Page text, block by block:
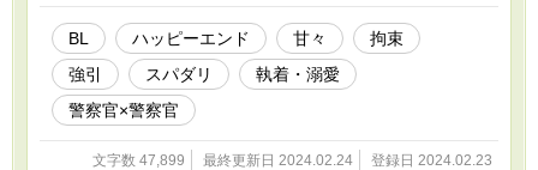
ーチに混乱しつつも訓練をこなしていく中で、一ノ瀬に「透の事が
まだ好きだ」と告白される。しかし、昔起こしたトラブルがトラウ
マでもう恋愛はしないと誓っていた和泉はその告白を断るが……。
BL ハッピーエンド 甘々
拘束
強引
スパダリ
執着・溺愛
警察官×警察官
文字数 47,899 最終更新日 2024.02.24 登録日 2024.02.23